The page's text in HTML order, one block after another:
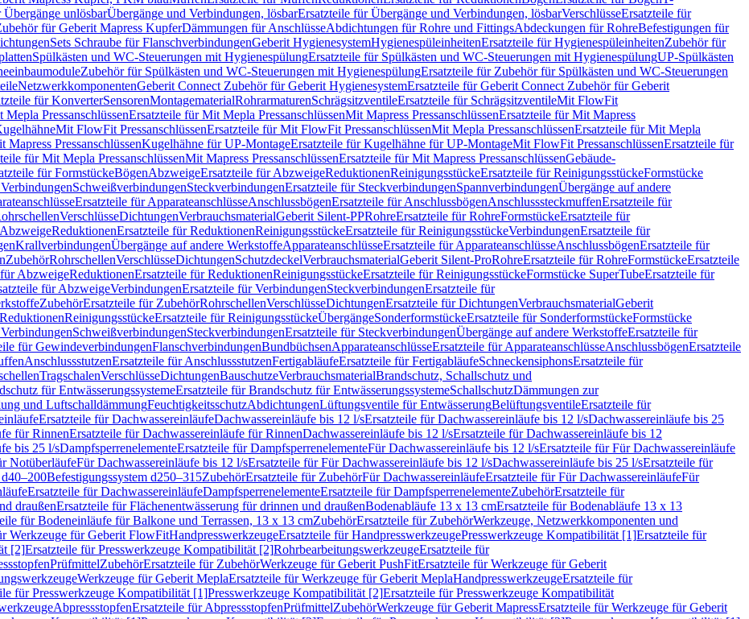
unlösbarÜbergänge und Verbindungen, lösbarErsatzteile für Übergänge und Verbindungen, lösbarVerschlüsseErsatzteile für
für Geberit Mapress KupferDämmungen für AnschlüsseAbdichtungen für Rohre und FittingsAbdeckungen für RohreBefestigungen für
Sets Schraube für FlanschverbindungenGeberit HygienesystemHygienespüleinheitenErsatzteile für HygienespüleinheitenZubehör für
Spülkästen und WC-Steuerungen mit HygienespülungErsatzteile für Spülkästen und WC-Steuerungen mit HygienespülungUP-Spülkästen
Zubehör für Spülkästen und WC-Steuerungen mit HygienespülungErsatzteile für Zubehör für Spülkästen und WC-Steuerungen
NetzwerkkomponentenGeberit Connect Zubehör für Geberit HygienesystemErsatzteile für Geberit Connect Zubehör für Geberit
für KonverterSensorenMontagematerialRohrarmaturenSchrägsitzventileErsatzteile für SchrägsitzventileMit FlowFit
Mepla PressanschlüssenErsatzteile für Mit Mepla PressanschlüssenMit Mapress PressanschlüssenErsatzteile für Mit Mapress
Mit FlowFit PressanschlüssenErsatzteile für Mit FlowFit PressanschlüssenMit Mepla PressanschlüssenErsatzteile für Mit Mepla
PressanschlüssenKugelhähne für UP-MontageErsatzteile für Kugelhähne für UP-MontageMit FlowFit PressanschlüssenErsatzteile für
für Mit Mepla PressanschlüssenMit Mapress PressanschlüssenErsatzteile für Mit Mapress PressanschlüssenGebäude-
für FormstückeBögenAbzweigeErsatzteile für AbzweigeReduktionenReinigungsstückeErsatzteile für ReinigungsstückeFormstücke
SchweißverbindungenSteckverbindungenErsatzteile für SteckverbindungenSpannverbindungenÜbergänge auf andere
Ersatzteile für ApparateanschlüsseAnschlussbögenErsatzteile für AnschlussbögenAnschlusssteckmuffenErsatzteile für
VerschlüsseDichtungenVerbrauchsmaterialGeberit Silent-PPRohreErsatzteile für RohreFormstückeErsatzteile für
ReduktionenErsatzteile für ReduktionenReinigungsstückeErsatzteile für ReinigungsstückeVerbindungenErsatzteile für
KrallverbindungenÜbergänge auf andere WerkstoffeApparateanschlüsseErsatzteile für ApparateanschlüsseAnschlussbögenErsatzteile für
ZubehörRohrschellenVerschlüsseDichtungenSchutzdeckelVerbrauchsmaterialGeberit Silent-ProRohreErsatzteile für RohreFormstückeErsatzteile
AbzweigeReduktionenErsatzteile für ReduktionenReinigungsstückeErsatzteile für ReinigungsstückeFormstücke SuperTubeErsatzteile für
für AbzweigeVerbindungenErsatzteile für VerbindungenSteckverbindungenErsatzteile für
ZubehörErsatzteile für ZubehörRohrschellenVerschlüsseDichtungenErsatzteile für DichtungenVerbrauchsmaterialGeberit
ReduktionenReinigungsstückeErsatzteile für ReinigungsstückeÜbergängeSonderformstückeErsatzteile für SonderformstückeFormstücke
SchweißverbindungenSteckverbindungenErsatzteile für SteckverbindungenÜbergänge auf andere WerkstoffeErsatzteile für
für GewindeverbindungenFlanschverbindungenBundbüchsenApparateanschlüsseErsatzteile für ApparateanschlüsseAnschlussbögenErsatzteile
AnschlussstutzenErsatzteile für AnschlussstutzenFertigabläufeErsatzteile für FertigabläufeSchneckensiphonsErsatzteile für
TragschalenVerschlüsseDichtungenBauschutzeVerbrauchsmaterialBrandschutz, Schallschutz und
für EntwässerungssystemeErsatzteile für Brandschutz für EntwässerungssystemeSchallschutzDämmungen zur
und LuftschalldämmungFeuchtigkeitsschutzAbdichtungenLüftungsventile für EntwässerungBelüftungsventileErsatzteile für
Ersatzteile für DachwassereinläufeDachwassereinläufe bis 12 l/sErsatzteile für Dachwassereinläufe bis 12 l/sDachwassereinläufe bis 25
für RinnenErsatzteile für Dachwassereinläufe für RinnenDachwassereinläufe bis 12 l/sErsatzteile für Dachwassereinläufe bis 12
bis 25 l/sDampfsperrenelementeErsatzteile für DampfsperrenelementeFür Dachwassereinläufe bis 12 l/sErsatzteile für Für Dachwassereinläufe
NotüberläufeFür Dachwassereinläufe bis 12 l/sErsatzteile für Für Dachwassereinläufe bis 12 l/sDachwassereinläufe bis 25 l/sErsatzteile für
Befestigungssystem d250–315ZubehörErsatzteile für ZubehörFür DachwassereinläufeErsatzteile für Für DachwassereinläufeFür
Ersatzteile für DachwassereinläufeDampfsperrenelementeErsatzteile für DampfsperrenelementeZubehörErsatzteile für
draußenErsatzteile für Flächenentwässerung für drinnen und draußenBodenabläufe 13 x 13 cmErsatzteile für Bodenabläufe 13 x 13
für Bodeneinläufe für Balkone und Terrassen, 13 x 13 cmZubehörErsatzteile für ZubehörWerkzeuge, Netzwerkkomponenten und
Werkzeuge für Geberit FlowFitHandpresswerkzeugeErsatzteile für HandpresswerkzeugePresswerkzeuge Kompatibilität [1]Ersatzteile für
[2]Ersatzteile für Presswerkzeuge Kompatibilität [2]RohrbearbeitungswerkzeugeErsatzteile für
PrüfmittelZubehörErsatzteile für ZubehörWerkzeuge für Geberit PushFitErsatzteile für Werkzeuge für Geberit
Werkzeuge für Geberit MeplaErsatzteile für Werkzeuge für Geberit MeplaHandpresswerkzeugeErsatzteile für
für Presswerkzeuge Kompatibilität [1]Presswerkzeuge Kompatibilität [2]Ersatzteile für Presswerkzeuge Kompatibilität
AbpressstopfenErsatzteile für AbpressstopfenPrüfmittelZubehörWerkzeuge für Geberit MapressErsatzteile für Werkzeuge für Geberit